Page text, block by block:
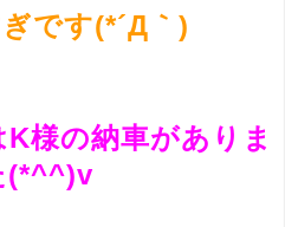
です(*´Д｀)
様の納車がありま
(*^^)v